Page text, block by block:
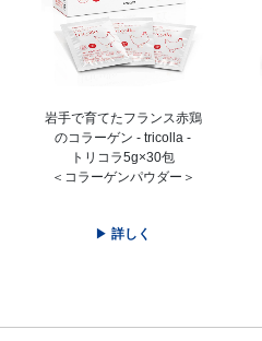
岩手で育てたフランス赤鶏
のコラーゲン - tricolla -
トリコラ5g×30包
＜コラーゲンパウダー＞
詳しく